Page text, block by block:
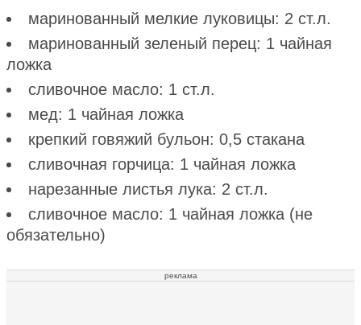
маринованный мелкие луковицы: 2 ст.л.
маринованный зеленый перец: 1 чайная
ложка
сливочное масло: 1 ст.л.
мед: 1 чайная ложка
крепкий говяжий бульон: 0,5 стакана
сливочная горчица: 1 чайная ложка
нарезанные листья лука: 2 ст.л.
сливочное масло: 1 чайная ложка (не
обязательно)
реклама